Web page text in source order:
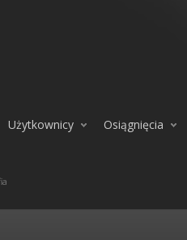
Użytkownicy Osiągnięcia